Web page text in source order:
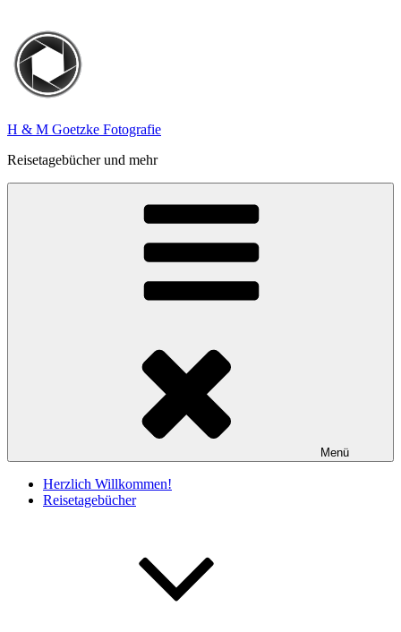
Inhalt
springen
H & M Goetzke Fotografie
Reisetagebücher und mehr
Menü
Herzlich Willkommen!
Reisetagebücher